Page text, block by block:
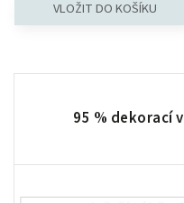
95 % dekorací